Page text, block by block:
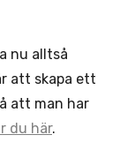
nu alltså
att skapa ett
att man har
du här.